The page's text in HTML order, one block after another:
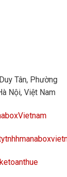
Tân, Phường
Nội, Việt Nam
am